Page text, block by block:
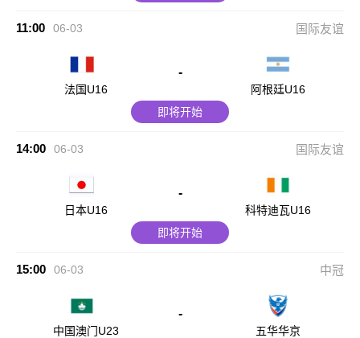
11:00 06-03 国际友谊
法国U16
-
阿根廷U16
即将开始
14:00 06-03 国际友谊
日本U16
-
科特迪瓦U16
即将开始
15:00 06-03 中冠
中国澳门U23
-
五华华京